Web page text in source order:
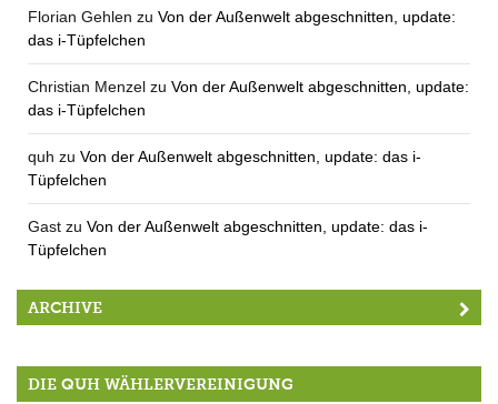
Florian Gehlen zu Von der Außenwelt abgeschnitten, update:
das i-Tüpfelchen
Christian Menzel zu Von der Außenwelt abgeschnitten, update:
das i-Tüpfelchen
quh zu Von der Außenwelt abgeschnitten, update: das i-
Tüpfelchen
Gast zu Von der Außenwelt abgeschnitten, update: das i-
Tüpfelchen
ARCHIVE
DIE QUH WÄHLERVEREINIGUNG